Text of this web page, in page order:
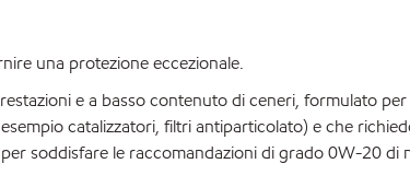
una protezione eccezionale.
e a basso contenuto di ceneri, formulato
catalizzatori, filtri antiparticolato) e che
soddisfare le raccomandazioni di grado 0W-20 di